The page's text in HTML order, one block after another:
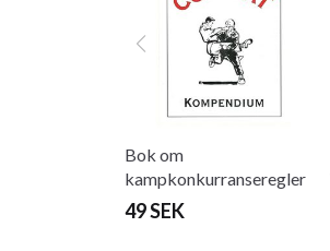
Bok om
kampkonkurranseregler
49 SEK